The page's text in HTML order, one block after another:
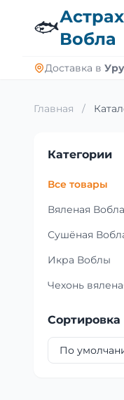
🐟Вобла
Доставка в
Главная /
Категории
Все товары
Вяленая Вобла
Сушёная
Икра Воблы
Чехонь
Сортировка